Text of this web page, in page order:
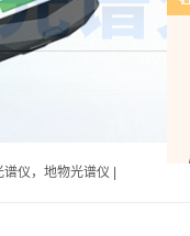
仪，地物光谱仪 |